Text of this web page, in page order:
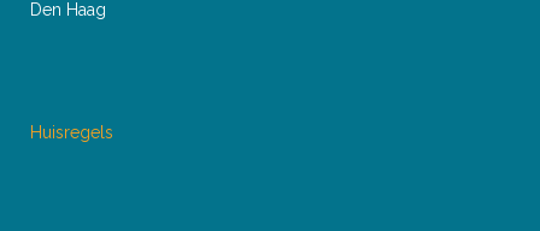
Den Haag
Huisregels